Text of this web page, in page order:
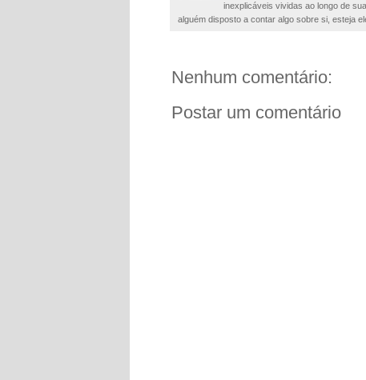
inexplicáveis vividas ao longo de
alguém disposto a contar algo sobre si, esteja
Nenhum comentário:
Postar um comentário